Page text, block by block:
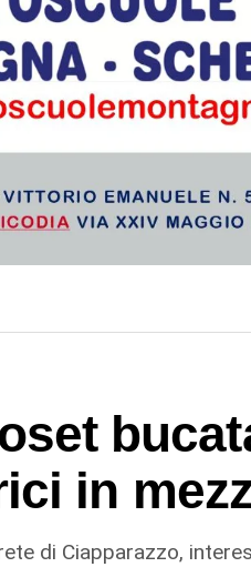
in
di Ciapparazzo,